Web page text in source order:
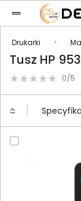
Drukarki
Tusz HP
0/5